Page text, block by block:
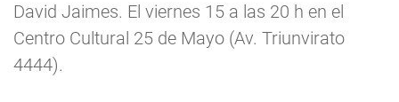
David Jaimes. El viernes 15 a las 20 h en el
Centro Cultural 25 de Mayo (Av. Triunvirato
4444).